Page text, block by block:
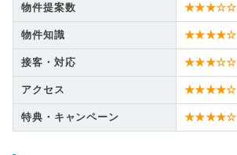
物件提案数 ★★★☆☆
物件知識 ★★★★☆
接客・対応 ★★★☆☆
アクセス ★★★★☆
特典・キャンペーン ★★★★☆